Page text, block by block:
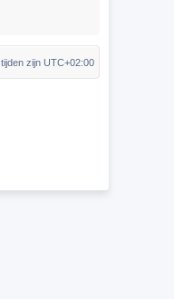
zijn UTC+02:00